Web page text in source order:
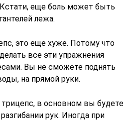
еще боль может быть
лежа.
это еще хуже. Потому что
все эти упражнения
Вы не сможете поднять
на прямой руки.
в основном вы будете
рук. Иногда при